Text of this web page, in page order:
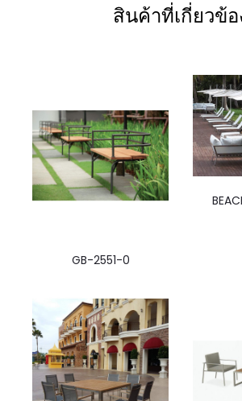
สินค้าที่เกี่ยวข้อ
GB-2551-0